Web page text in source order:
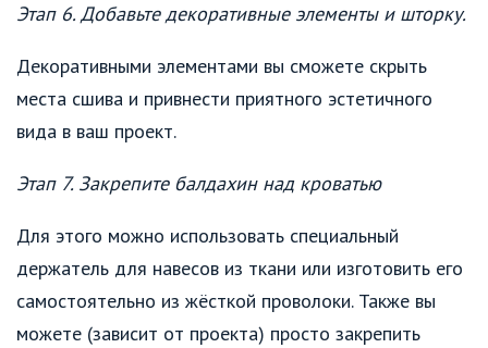
Этап 6. Добавьте декоративные элементы и шторку.
Декоративными элементами вы сможете скрыть
места сшива и привнести приятного эстетичного
вида в ваш проект.
Этап 7. Закрепите балдахин над кроватью
Для этого можно использовать специальный
держатель для навесов из ткани или изготовить его
самостоятельно из жёсткой проволоки. Также вы
можете (зависит от проекта) просто закрепить